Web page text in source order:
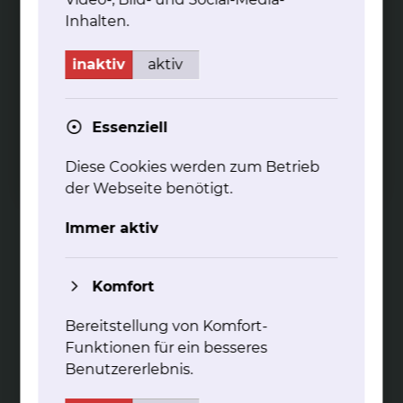
Dia­gnos­tik und Be­hand­lung von
Asth­ma bron­chia­le
Asthma wird durch eine chronisch entzündliche
Überempfindlichkeit der Atemwege charakterisiert
mehr
Inhalten.
inaktiv aktiv
Essenziell
Diese Cookies werden zum Betrieb
der Webseite benötigt.
Immer aktiv
Komfort
Bereitstellung von Komfort-
Funktionen für ein besseres
Benutzererlebnis.